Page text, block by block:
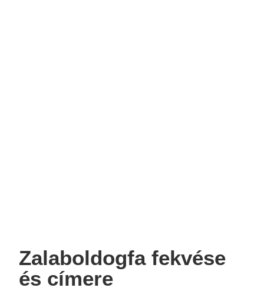
Zalaboldogfa fekvése
és címere